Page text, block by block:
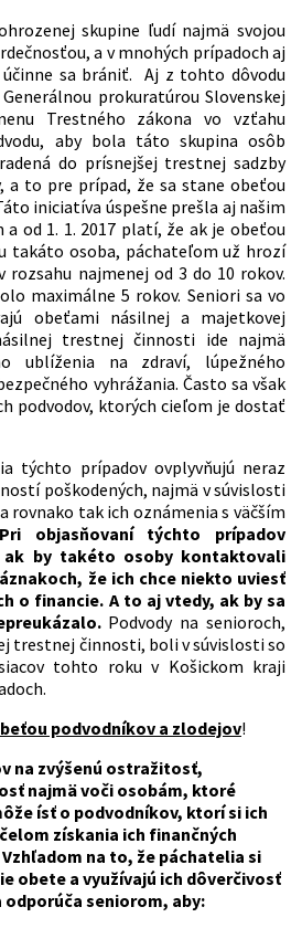
skupine ľudí najmä svojou
a v mnohých prípadoch aj
účinne sa brániť. Aj z tohto dôvodu
prokuratúrou Slovenskej
Trestného zákona vo vzťahu
aby bola táto skupina osôb
do prísnejšej trestnej sadzby
a to pre prípad, že sa stane obeťou
iniciatíva úspešne prešla aj našim
od 1. 1. 2017 platí, že ak je obeťou
takáto osoba, páchateľom už hrozí
najmenej od 3 do 10 rokov.
maximálne 5 rokov. Seniori sa vo
obeťami násilnej a majetkovej
trestnej činnosti ide najmä
ublíženia na zdraví, lúpežného
vyhrážania. Často sa však
podvodov, ktorých cieľom je dostať
týchto prípadov ovplyvňujú neraz
poškodených, najmä v súvislosti
rovnako tak ich oznámenia s väčším
Pri objasňovaní týchto prípadov
ak by takéto osoby kontaktovali
že ich chce niekto uviesť
o financie. A to aj vtedy, ak by sa
Podvody na senioroch,
trestnej činnosti, boli v súvislosti so
tohto roku v Košickom kraji
podvodníkov a zlodejov!
na zvýšenú ostražitosť,
najmä voči osobám, ktoré
ísť o podvodníkov, ktorí si ich
získania ich finančných
na to, že páchatelia si
obete a využívajú ich dôverčivosť
seniorom, aby: